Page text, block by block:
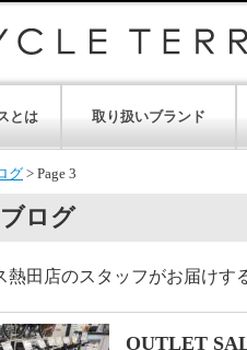
とは 取り扱いブランド
グ > Page 3
ログ
熱田店のスタッフがお届けす
OUTLET